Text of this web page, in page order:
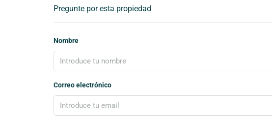
Pregunte por esta propiedad
Nombre
Correo electrónico